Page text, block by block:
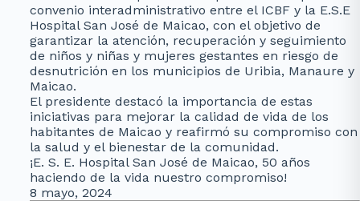
convenio interadministrativo entre el ICBF y la E.S.E
Hospital San José de Maicao, con el objetivo de
garantizar la atención, recuperación y seguimiento
de niños y niñas y mujeres gestantes en riesgo de
desnutrición en los municipios de Uribia, Manaure y
Maicao.
El presidente destacó la importancia de estas
iniciativas para mejorar la calidad de vida de los
habitantes de Maicao y reafirmó su compromiso con
la salud y el bienestar de la comunidad.
¡E. S. E. Hospital San José de Maicao, 50 años
haciendo de la vida nuestro compromiso!
8 mayo, 2024